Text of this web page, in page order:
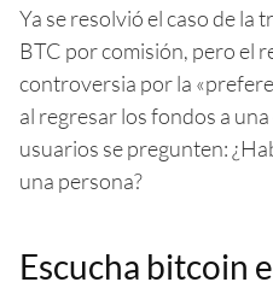
Ya se resolvió el caso de la
BTC por comisión, pero el
controversia por la
al regresar los fondos a
usuarios se pregunten:
una persona?
Escucha bitcoin